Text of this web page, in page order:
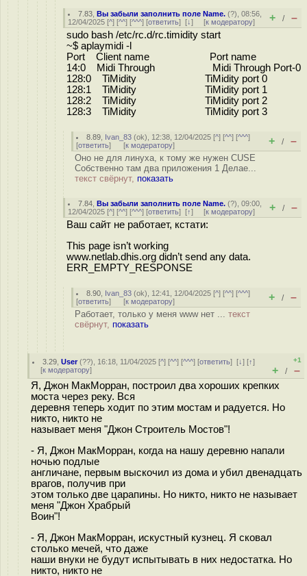
7.83 ,Вы забыли заполнить поле Name. (?), 08:56,
12/04/2025 [^] [^^] [^^^] [ответить] [↓] [к модератору] + / –
sudo bash /etc/rc.d/rc.timidity start
~$ aplaymidi -l
Port Client name Port name
14:0 Midi Through Midi Through Port-0
128:0 TiMidity TiMidity port 0
128:1 TiMidity TiMidity port 1
128:2 TiMidity TiMidity port 2
128:3 TiMidity TiMidity port 3
8.89 Ivan_83 (ok), 12:38, 12/04/2025 [^] [^^] [^^^]
[ответить] [к модератору] + / –
Оно не для линуха, к тому же нужен CUSE
Собственно там два приложения 1 Делае...
текст свёрнут, показать
7.84 ,Вы забыли заполнить поле Name. (?), 09:00,
12/04/2025 [^] [^^] [^^^] [ответить] [↑] [к модератору] + / –
Ваш сайт не работает, кстати:
This page isn’t working
www.netlab.dhis.org didn’t send any data.
ERR_EMPTY_RESPONSE
8.90 Ivan_83 (ok), 12:41, 12/04/2025 [^] [^^] [^^^]
[ответить] [к модератору] + / –
Работает, только у меня www нет ... текст
свёрнут, показать
3.29 ,User(??), 16:18, 11/04/2025 [^] [^^] [^^^] [ответить][↓] [↑]
[к модератору]
+1
+ / –
Я, Джон МакМорран, построил два хороших крепких
моста через реку. Вся
деревня теперь ходит по этим мостам и радуется. Но
никто, никто не
называет меня "Джон Строитель Мостов"!
- Я, Джон МакМорран, когда на нашу деревню напали
ночью подлые
англичане, первым выскочил из дома и убил двенадцать
врагов, получив при
этом только две царапины. Но никто, никто не называет
меня "Джон Храбрый
Воин"!
- Я, Джон МакМорран, искустный кузнец. Я сковал
столько мечей, что даже
наши внуки не будут испытывать в них недостатка. Но
никто, никто не